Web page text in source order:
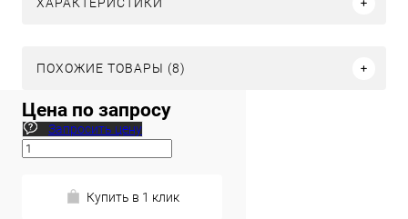
ПОХОЖИЕ ТОВАРЫ (8)
Цена по запросу
Запросить цену
Купить в 1 клик